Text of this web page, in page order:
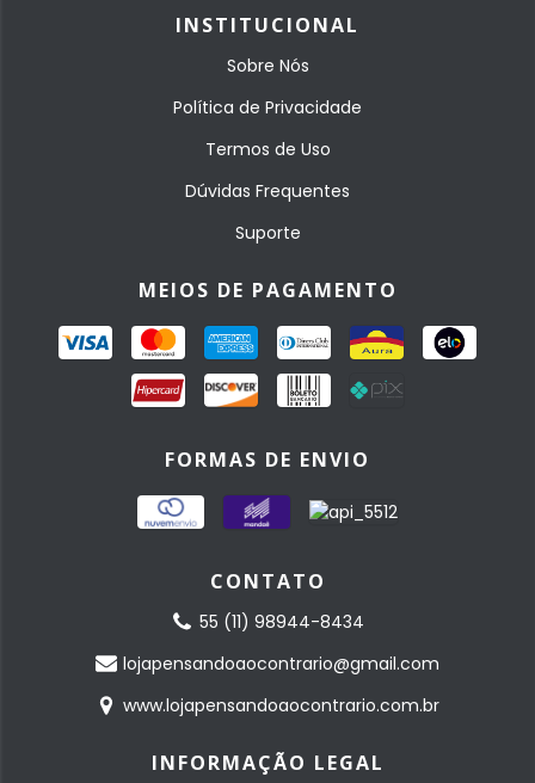
INSTITUCIONAL
Sobre Nós
Política de Privacidade
Termos de Uso
Dúvidas Frequentes
Suporte
MEIOS DE PAGAMENTO
FORMAS DE ENVIO
CONTATO
55 (11) 98944-8434
lojapensandoaocontrario@gmail.com
www.lojapensandoaocontrario.com.br
INFORMAÇÃO LEGAL